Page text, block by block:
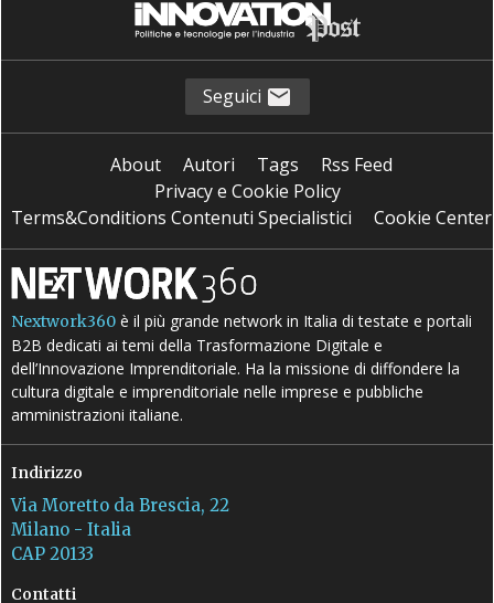
Seguici
About Autori Tags
Rss Feed
Privacy e Cookie Policy
Terms&Conditions Contenuti Specialistici
Cookie Center
Nextwork360 è il più grande network in Italia di testate e portali
B2B dedicati ai temi della Trasformazione Digitale e
dell’Innovazione Imprenditoriale. Ha la missione di diffondere la
cultura digitale e imprenditoriale nelle imprese e pubbliche
amministrazioni italiane.
Indirizzo
Via Moretto da Brescia, 22
Milano - Italia
CAP 20133
Contatti